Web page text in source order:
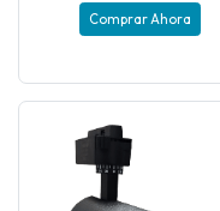
Comprar Ahora